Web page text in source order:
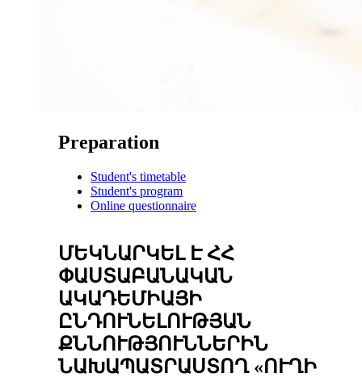
Preparation
Student's timetable
Student's program
Online questionnaire
ՄԵԿՆԱՐԿԵԼ Է ՀՀ
ՓԱՍՏԱԲԱՆԱԿԱՆ
ԱԿԱԴԵՄԻԱՅԻ
ԸՆԴՈՒՆԵԼՈՒԹՅԱՆ
ՔՆՆՈՒԹՅՈՒՆՆԵՐԻՆ
ՆԱԽԱՊԱՏՐԱՍՏՈՂ «ՈՒՂԻ